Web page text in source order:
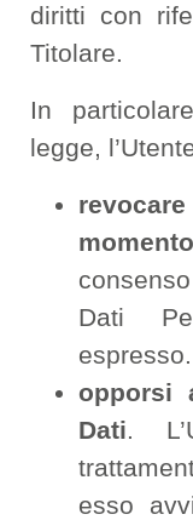
diritti con
Titolare.
In
legge,
momento
Dati
espresso.
opporsi
Dati.
esso